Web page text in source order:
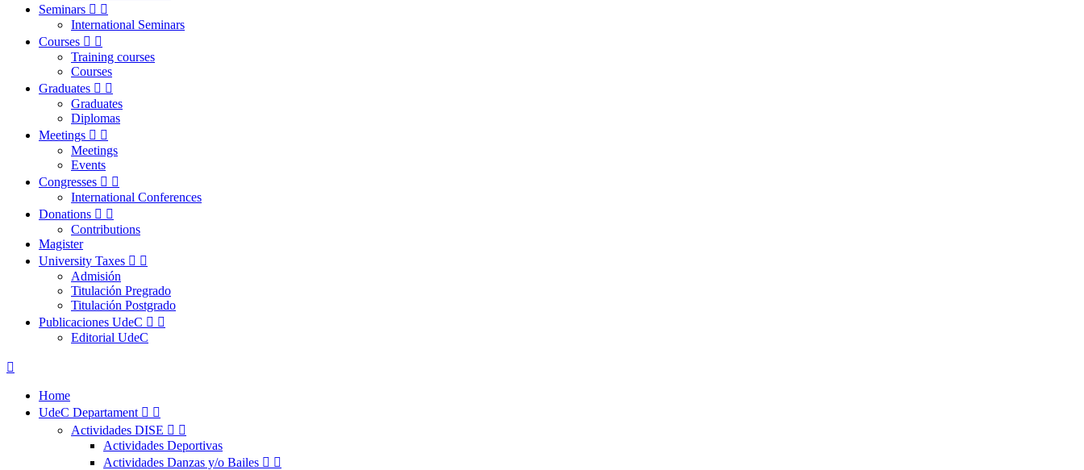
Seminars  
International Seminars
Courses  
Training courses
Courses
Graduates  
Graduates
Diplomas
Meetings  
Meetings
Events
Congresses  
International Conferences
Donations  
Contributions
Magister
University Taxes  
Admisión
Titulación Pregrado
Titulación Postgrado
Publicaciones UdeC  
Editorial UdeC

Home
UdeC Departament  
Actividades DISE  
Actividades Deportivas
Actividades Danzas y/o Bailes  